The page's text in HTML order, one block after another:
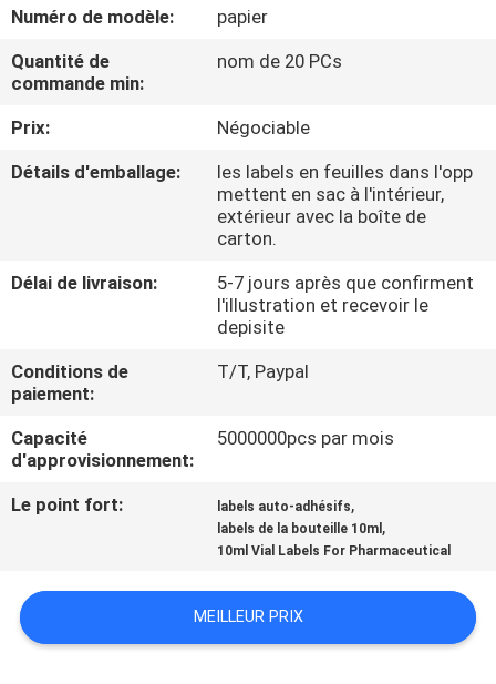
VISITE
D'USINE
CONTRÔLE
DE
CONTACTEZ-
NOUVELLES
CAS
SITE
Numéro de modèle:
papier
Quantité de
commande min:
nom de 20 PCs
Prix:
Négociable
Détails d'emballage:
les labels en feuilles dans l'opp
mettent en sac à l'intérieur,
extérieur avec la boîte de
carton.
Délai de livraison:
5-7 jours après que confirment
l'illustration et recevoir le
depisite
Conditions de
paiement:
T/T, Paypal
Capacité
d'approvisionnement:
5000000pcs par mois
Le point fort: labels auto-adhésifs,
labels de la bouteille 10ml ,
10ml Vial Labels For Pharmaceutical
MEILLEUR PRIX